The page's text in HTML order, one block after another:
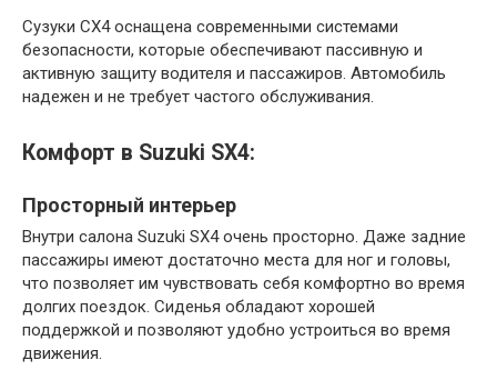
Сузуки СХ4 оснащена современными системами
безопасности, которые обеспечивают пассивную и
активную защиту водителя и пассажиров. Автомобиль
надежен и не требует частого обслуживания.
Комфорт в Suzuki SX4:
Просторный интерьер
Внутри салона Suzuki SX4 очень просторно. Даже задние
пассажиры имеют достаточно места для ног и головы,
что позволяет им чувствовать себя комфортно во время
долгих поездок. Сиденья обладают хорошей
поддержкой и позволяют удобно устроиться во время
движения.